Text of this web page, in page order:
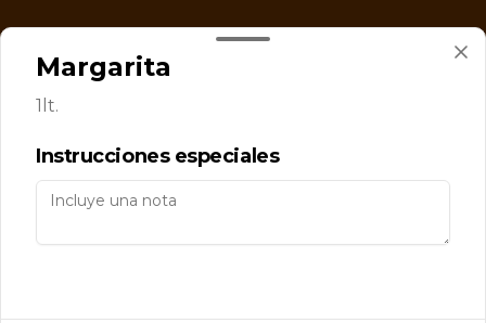
Redes sociales
Instagram
Facebook
Mi cuenta
Iniciar sesión
Margarita
1lt.
Instrucciones especiales